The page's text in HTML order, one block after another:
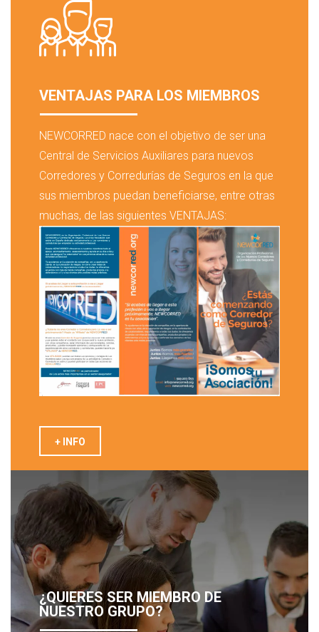
VENTAJAS PARA LOS MIEMBROS
NEWCORRED nace con el objetivo de ser una
Central de Servicios Auxiliares para nuevos
Corredores y Corredurías de Seguros en la que
sus miembros puedan beneficiarse, entre otras
muchas, de las siguientes VENTAJAS:
+ INFO
¿QUIERES SER MIEMBRO DE
NUESTRO GRUPO?